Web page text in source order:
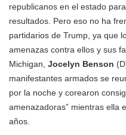
republicanos en el estado
resultados. Pero eso no ha
partidarios de Trump, ya que
amenazas contra ellos y sus
Michigan, Jocelyn Benson
manifestantes armados se
por la noche y corearon
amenazadoras” mientras ella
años.